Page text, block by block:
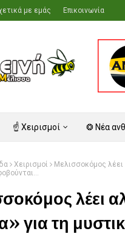
με εμάς Επικοινωνία
☝ Χειρισμοί ❂ Νέα
Χειρισμοί
Μελισσοκόμος λέει
λέει
για τη